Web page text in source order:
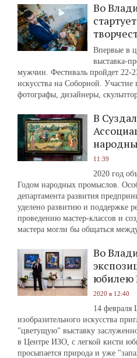
Во
Впервые в
выставка-
мужчин. Фестиваль пройдет 22-
искусства на Соборной.
фотографы, дизайнеры,
В
11:39
2020 год
Годом народных промыслов.
департамента развития
уделено развитию и поддержке
проведению мастер-классов и
мастера могли бы общаться
Во
юбилею
2020 в 12:40
14 февраля
изобразительного искусства
"цветущую" выставку
в Центре ИЗО, с легкой кисти
просыпается природа и уже